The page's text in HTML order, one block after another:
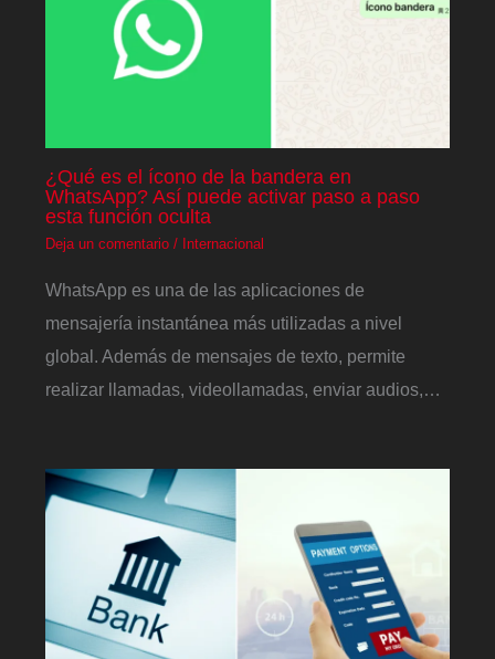
¿Qué es el ícono de la bandera en
WhatsApp? Así puede activar paso a paso
esta función oculta
Deja un comentario / Internacional
WhatsApp es una de las aplicaciones de
mensajería instantánea más utilizadas a nivel
global. Además de mensajes de texto, permite
realizar llamadas, videollamadas, enviar audios,…